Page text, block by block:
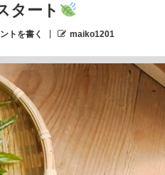
タート
トを書く maiko1201